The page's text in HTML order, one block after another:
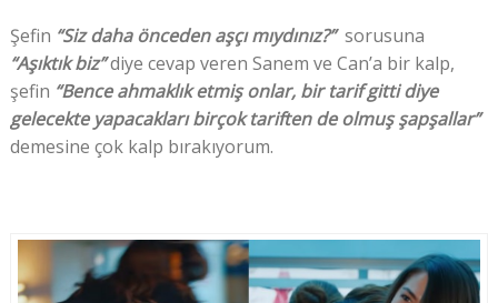
Şefin “Siz daha önceden aşçı mıydınız?”sorusuna
“Aşıktık biz”diye cevap veren Sanem ve Can’a bir kalp,
şefin “Bence ahmaklık etmiş onlar, bir tarif gitti diye
gelecekte yapacakları birçok tariften de olmuş şapşallar”
demesine çok kalp bırakıyorum.